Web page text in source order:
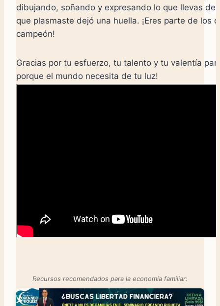
dibujando, soñando y expresando lo que llevas
que plasmaste dejó una huella. ¡Eres parte de los
campeón!
Gracias por tu esfuerzo, tu talento y tu valentía
porque el mundo necesita de tu luz!
Recursos recomendados para la economía familiar: